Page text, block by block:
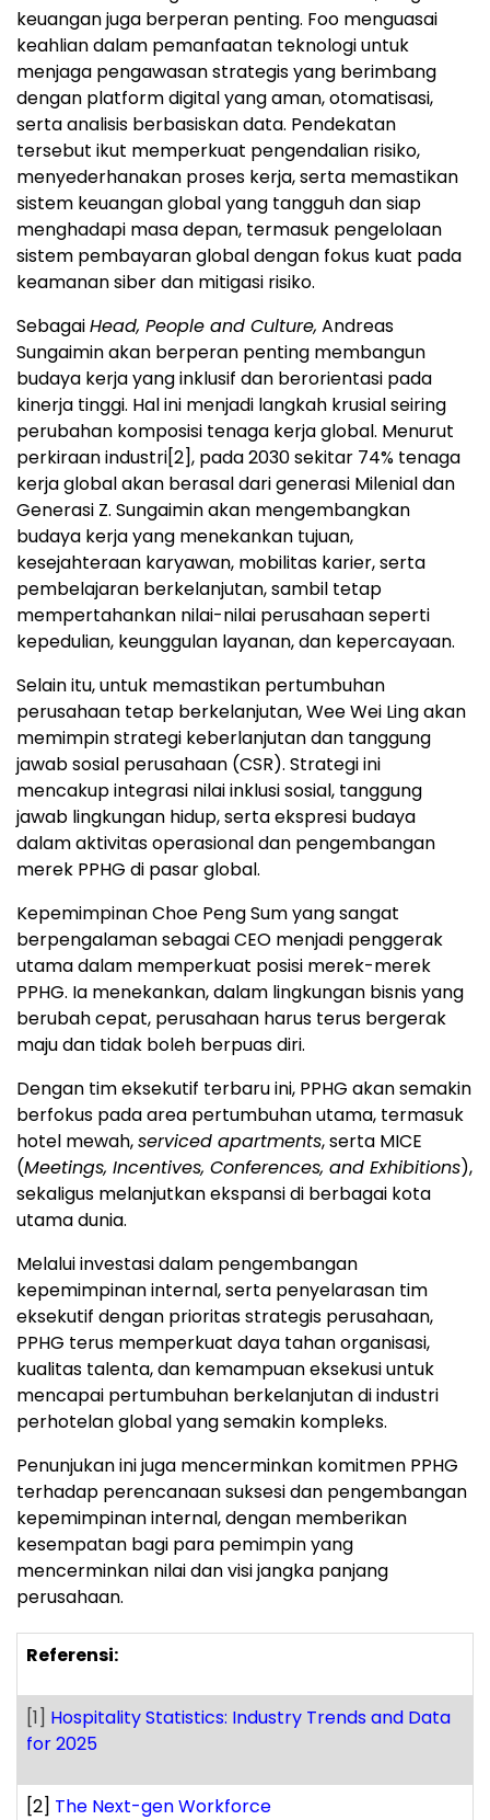
keuangan juga berperan penting. Foo menguasai
keahlian dalam pemanfaatan teknologi untuk
menjaga pengawasan strategis yang berimbang
dengan platform digital yang aman, otomatisasi,
serta analisis berbasiskan data. Pendekatan
tersebut ikut memperkuat pengendalian risiko,
menyederhanakan proses kerja, serta memastikan
sistem keuangan global yang tangguh dan siap
menghadapi masa depan, termasuk pengelolaan
sistem pembayaran global dengan fokus kuat pada
keamanan siber dan mitigasi risiko.
SebagaiHead, People and Culture, Andreas
Sungaimin akan berperan penting membangun
budaya kerja yang inklusif dan berorientasi pada
kinerja tinggi. Hal ini menjadi langkah krusial seiring
perubahan komposisi tenaga kerja global. Menurut
perkiraan industri[2], pada 2030 sekitar 74% tenaga
kerja global akan berasal dari generasi Milenial dan
Generasi Z. Sungaimin akan mengembangkan
budaya kerja yang menekankan tujuan,
kesejahteraan karyawan, mobilitas karier, serta
pembelajaran berkelanjutan, sambil tetap
mempertahankan nilai-nilai perusahaan seperti
kepedulian, keunggulan layanan, dan kepercayaan.
Selain itu, untuk memastikan pertumbuhan
perusahaan tetap berkelanjutan, Wee Wei Ling akan
memimpin strategi keberlanjutan dan tanggung
jawab sosial perusahaan (CSR). Strategi ini
mencakup integrasi nilai inklusi sosial, tanggung
jawab lingkungan hidup, serta ekspresi budaya
dalam aktivitas operasional dan pengembangan
merek PPHG di pasar global.
Kepemimpinan Choe Peng Sum yang sangat
berpengalaman sebagai CEO menjadi penggerak
utama dalam memperkuat posisi merek-merek
PPHG. Ia menekankan, dalam lingkungan bisnis yang
berubah cepat, perusahaan harus terus bergerak
maju dan tidak boleh berpuas diri.
Dengan tim eksekutif terbaru ini, PPHG akan semakin
berfokus pada area pertumbuhan utama, termasuk
hotel mewah,serviced apartments, serta MICE
(Meetings, Incentives, Conferences, and Exhibitions),
sekaligus melanjutkan ekspansi di berbagai kota
utama dunia.
Melalui investasi dalam pengembangan
kepemimpinan internal, serta penyelarasan tim
eksekutif dengan prioritas strategis perusahaan,
PPHG terus memperkuat daya tahan organisasi,
kualitas talenta, dan kemampuan eksekusi untuk
mencapai pertumbuhan berkelanjutan di industri
perhotelan global yang semakin kompleks.
Penunjukan ini juga mencerminkan komitmen PPHG
terhadap perencanaan suksesi dan pengembangan
kepemimpinan internal, dengan memberikan
kesempatan bagi para pemimpin yang
mencerminkan nilai dan visi jangka panjang
perusahaan.
Referensi:
[1] Hospitality Statistics: Industry Trends and Data
for 2025
[2] The Next-gen Workforce